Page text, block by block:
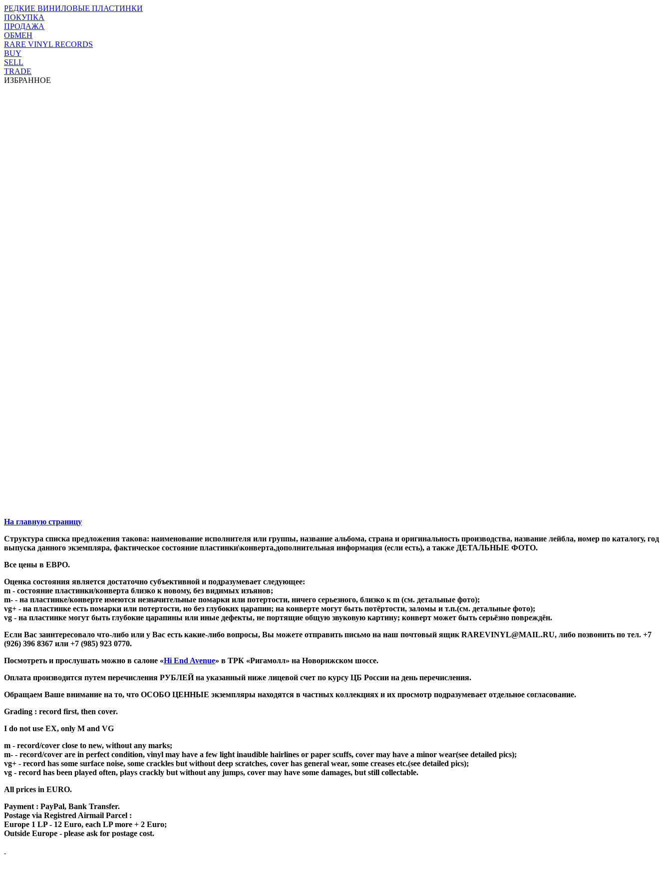
РЕДКИЕ ВИНИЛОВЫЕ ПЛАСТИНКИ
ПОКУПКА
ПРОДАЖА
ОБМЕН
RARE VINYL RECORDS
BUY
SELL
TRADE
ИЗБРАННОЕ
На главную страницу
Структура списка предложения такова: наименование исполнителя или группы, название альбома, страна и оригинальность производства, название лейбла, номер по каталогу, год
выпуска данного экземпляра, фактическое состояние пластинки\конверта,дополнительная информация (если есть), а также ДЕТАЛЬНЫЕ ФОТО.
Все цены в ЕВРО.
Оценка состояния является достаточно субъективной и подразумевает следующее:
m - состояние пластинки/конверта близко к новому, без видимых изъянов;
m- - на пластинке/конверте имеются незначительные помарки или потертости, ничего серьезного, близко к m (см. детальные фото);
vg+ - на пластинке есть помарки или потертости, но без глубоких царапин; на конверте могут быть потёртости, заломы и т.п.(см. детальные фото);
vg - на пластинке могут быть глубокие царапины или иные дефекты, не портящие общую звуковую картину; конверт может быть серьёзно повреждён.
Если Вас заинтересовало что-либо или у Вас есть какие-либо вопросы, Вы можете отправить письмо на наш почтовый ящик RAREVINYL@MAIL.RU, либо позвонить по тел. +7
(926) 396 8367 или +7 (985) 923 0770.
Посмотреть и прослушать можно в салоне «Hi End Avenue» в ТРК «Ригамолл» на Новорижском шоссе.
Оплата производится путем перечисления РУБЛЕЙ на указанный ниже лицевой счет по курсу ЦБ России на день перечисления.
Обращаем Ваше внимание на то, что ОСОБО ЦЕННЫЕ экземпляры находятся в частных коллекциях и их просмотр подразумевает отдельное согласование.
Grading : record first, then cover.
I do not use EX, only M and VG
m - record/cover close to new, without any marks;
m- - record/cover are in perfect condition, vinyl may have a few light inaudible hairlines or paper scuffs, cover may have a minor wear(see detailed pics);
vg+ - record has some surface noise, some crackles but without deep scratches, cover has general wear, some creases etc.(see detailed pics);
vg - record has been played often, plays crackly but without any jumps, cover may have some damages, but still collectable.
All prices in EURO.
Payment : PayPal, Bank Transfer.
Postage via Registred Airmail Parcel :
Europe 1 LP - 12 Euro, each LP more + 2 Euro;
Outside Europe - please ask for postage cost.